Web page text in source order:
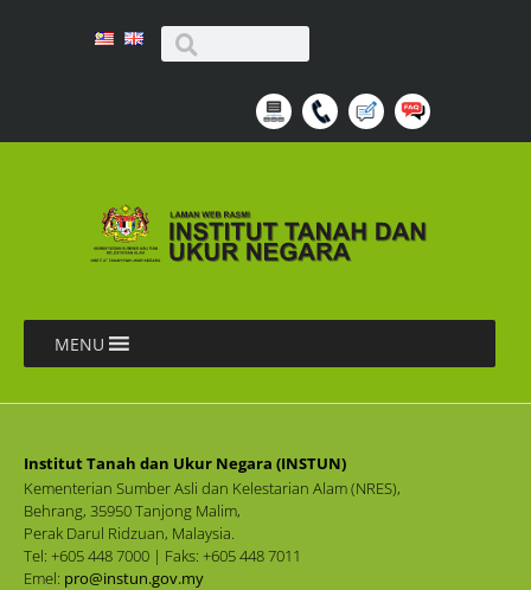
MENU
Institut Tanah dan Ukur Negara (INSTUN)
Kementerian Sumber Asli dan Kelestarian Alam (NRES),
Behrang, 35950 Tanjong Malim,
Perak Darul Ridzuan, Malaysia.
Tel: +605 448 7000 | Faks: +605 448 7011
Emel: pro@instun.gov.my